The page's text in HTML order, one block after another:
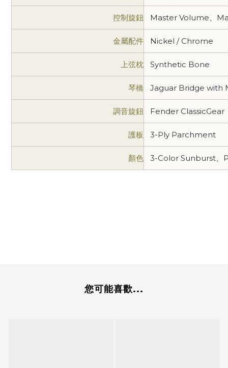
控制旋鈕 Master Volume、
金屬配件 Nickel / Chrome
上弦枕 Synthetic Bone
琴橋 Jaguar Bridge with
調音旋鈕 Fender ClassicGear
護板 3-Ply Parchment
顏色 3-Color Sunburst、
您可能喜歡...